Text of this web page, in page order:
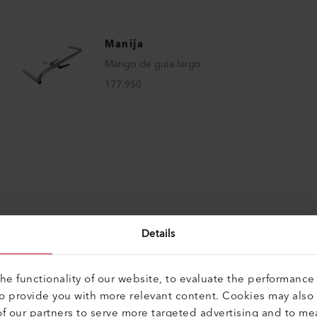
Details
functionality of our website, to evaluate the
provide you with more relevant content. Cookies may
our partners to serve more targeted advertising and to
Manija
Mango de guía largo
177.950
para estos